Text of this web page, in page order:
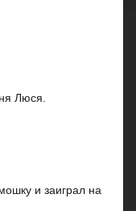
Люся.
и заиграл на